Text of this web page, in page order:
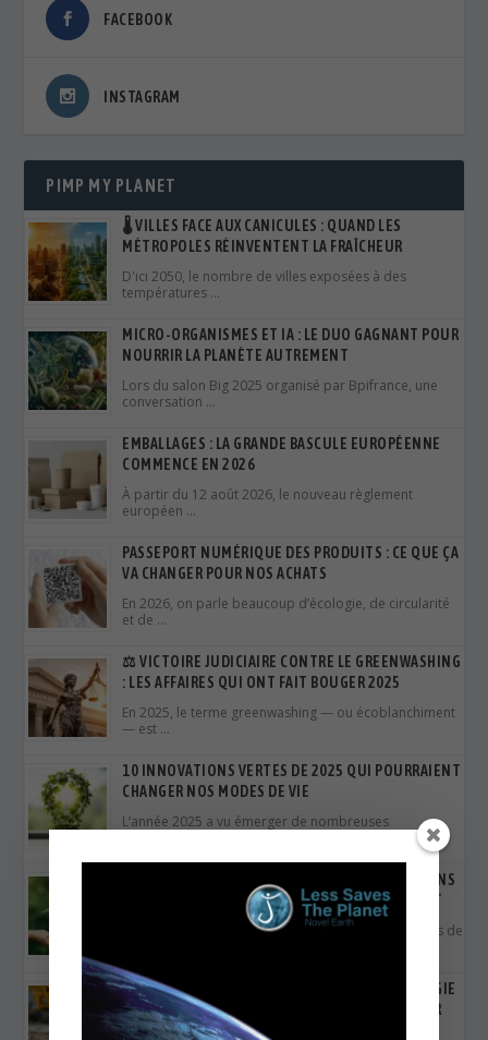
FACEBOOK
INSTAGRAM
PIMP MY PLANET
🌡️ VILLES FACE AUX CANICULES : QUAND LES
MÉTROPOLES RÉINVENTENT LA FRAÎCHEUR
D'ici 2050, le nombre de villes exposées à des
températures …
MICRO-ORGANISMES ET IA : LE DUO GAGNANT POUR
NOURRIR LA PLANÈTE AUTREMENT
Lors du salon Big 2025 organisé par Bpifrance, une
conversation …
EMBALLAGES : LA GRANDE BASCULE EUROPÉENNE
COMMENCE EN 2026
À partir du 12 août 2026, le nouveau règlement
européen …
PASSEPORT NUMÉRIQUE DES PRODUITS : CE QUE ÇA
VA CHANGER POUR NOS ACHATS
En 2026, on parle beaucoup d’écologie, de circularité
et de …
⚖️ VICTOIRE JUDICIAIRE CONTRE LE GREENWASHING
: LES AFFAIRES QUI ONT FAIT BOUGER 2025
En 2025, le terme greenwashing — ou écoblanchiment
— est …
10 INNOVATIONS VERTES DE 2025 QUI POURRAIENT
CHANGER NOS MODES DE VIE
L’année 2025 a vu émerger de nombreuses
QUAND L’ÉNERGIE RENOUVELABLE DEVIENT MOINS
CHÈRE QUE LE FOSSILE : LE GRAND BASCULEMENT
L’année 2025 marque un tournant décisif : dans plus de
MATÉRIAUX BIOSOURCÉS : COMMENT LA STRATÉGIE
EUROPÉENNE DONNE UN COUP D’ACCÉLÉRATEUR